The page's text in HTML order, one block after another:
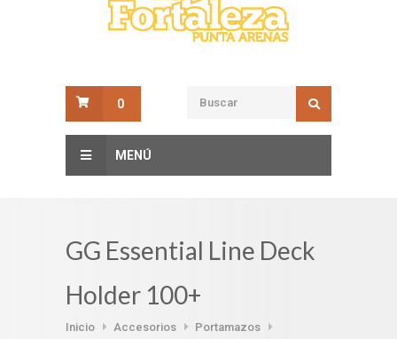
0
MENÚ
GG Essential Line Deck
Holder 100+
Inicio Accesorios
Portamazos